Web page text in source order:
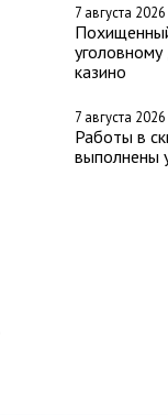
7 августа 2026
уголовному
казино
7 августа 2026
Работы в
выполнены